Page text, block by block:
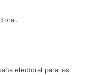
electoral para las